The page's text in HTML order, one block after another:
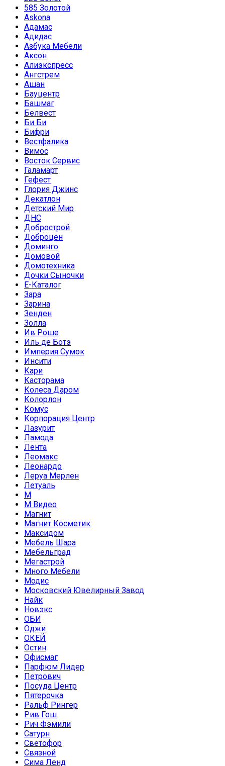
585 Золотой
Askona
Адамас
Адидас
Азбука Мебели
Аксон
Алиэкспресс
Ангстрем
Ашан
Бауцентр
Башмаг
Белвест
Би Би
Бифри
Вестфалика
Вимос
Восток Сервис
Галамарт
Гефест
Глория Джинс
Декатлон
Детский Мир
ДНС
Добрострой
Доброцен
Доминго
Домовой
Домотехника
Дочки Сыночки
Е-Каталог
Зара
Зарина
Зенден
Золла
Ив Роше
Иль де Ботэ
Империя Сумок
Инсити
Кари
Касторама
Колеса Даром
Колорлон
Комус
Корпорация Центр
Лазурит
Ламода
Лента
Леомакс
Леонардо
Леруа Мерлен
Летуаль
М
М Видео
Магнит
Магнит Косметик
Максидом
Мебель Шара
Мебельград
Мегастрой
Много Мебели
Модис
Московский Ювелирный Завод
Найк
Новэкс
ОБИ
Оджи
ОКЕЙ
Остин
Офисмаг
Парфюм Лидер
Петрович
Посуда Центр
Пятерочка
Ральф Рингер
Рив Гош
Рич Фэмили
Сатурн
Светофор
Связной
Сима Ленд